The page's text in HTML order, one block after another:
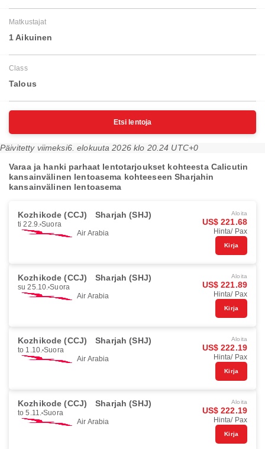
Matkustajat
1 Aikuinen
Class
Talous
Etsi lentoja
Päivitetty viimeksi6. elokuuta 2026 klo 20.24 UTC+0
Varaa ja hanki parhaat lentotarjoukset kohteesta Calicutin
kansainvälinen lentoasema kohteeseen Sharjahin
kansainvälinen lentoasema
Kozhikode (CCJ) Sharjah (SHJ)
ti 22.9. Suora
Air Arabia
Aloita
US$ 221.68
Hinta/ Pax
Kirja
Kozhikode (CCJ) Sharjah (SHJ)
su 25.10. Suora
Air Arabia
Aloita
US$ 221.89
Hinta/ Pax
Kirja
Kozhikode (CCJ) Sharjah (SHJ)
to 1.10. Suora
Air Arabia
Aloita
US$ 222.19
Hinta/ Pax
Kirja
Kozhikode (CCJ) Sharjah (SHJ)
to 5.11. Suora
Air Arabia
Aloita
US$ 222.19
Hinta/ Pax
Kirja